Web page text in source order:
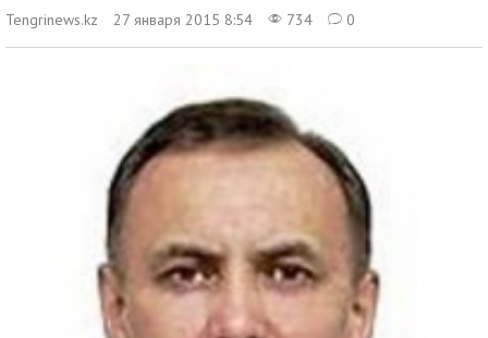
Tengrinews.kz
27 января 2015 8:54 734 0